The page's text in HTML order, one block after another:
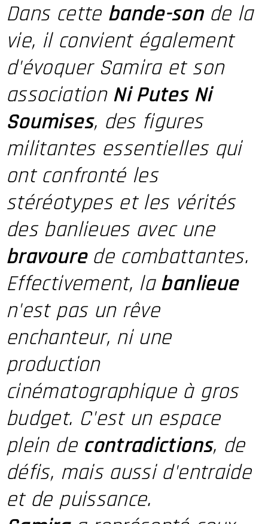
Dans cette bande-son de la
vie, il convient également
d'évoquer Samira et son
association Ni Putes Ni
Soumises, des figures
militantes essentielles qui
ont confronté les
stéréotypes et les vérités
des banlieues avec une
bravoure de combattantes.
Effectivement, labanlieue
n'est pas un rêve
enchanteur, ni une
production
cinématographique à gros
budget. C'est un espace
plein de contradictions, de
défis, mais aussi d'entraide
et de puissance.